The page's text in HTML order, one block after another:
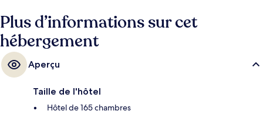
Plus d’informations sur cet
hébergement
Aperçu
Taille de l'hôtel
Hôtel de 165 chambres